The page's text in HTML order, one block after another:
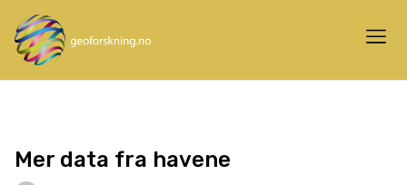
Mer data fra havene